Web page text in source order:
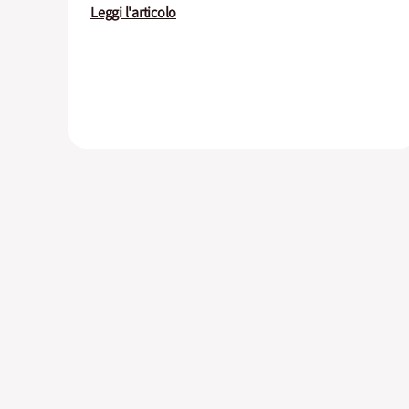
Leggi l'articolo